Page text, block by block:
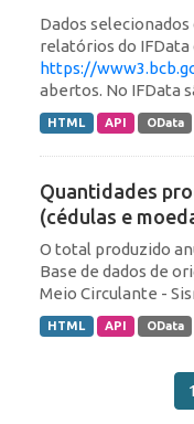
Dados
relatórios do
https://
abertos. No IFData
HTML API OData
Quantidades
(cédulas e
O total produzido
Base de dados de
Meio Circulante -
HTML API OData
1